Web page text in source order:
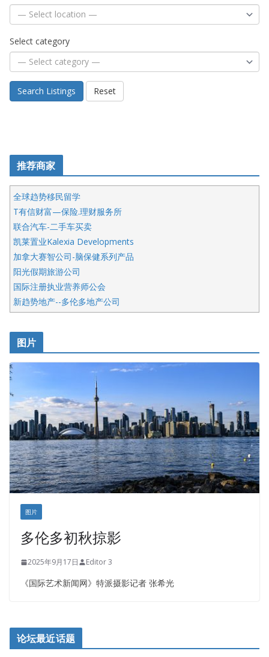
Select category
Search Listings Reset
推荐商家
全球趋势移民留学
T有信财富—保险.理财服务所
联合汽车-二手车买卖
凯莱置业Kalexia Developments
加拿大赛智公司-脑保健系列产品
阳光假期旅游公司
国际注册执业营养师公会
新趋势地产--多伦多地产公司
呱呱电器
开明车行KS CAR SALES & SERVICE
健健宝公司
皇后金融集团
正点印艺设计
图片
图片
多伦多初秋掠影
2025年9月17日 Editor 3
《国际艺术新闻网》特派摄影记者 张希光
论坛最近话题